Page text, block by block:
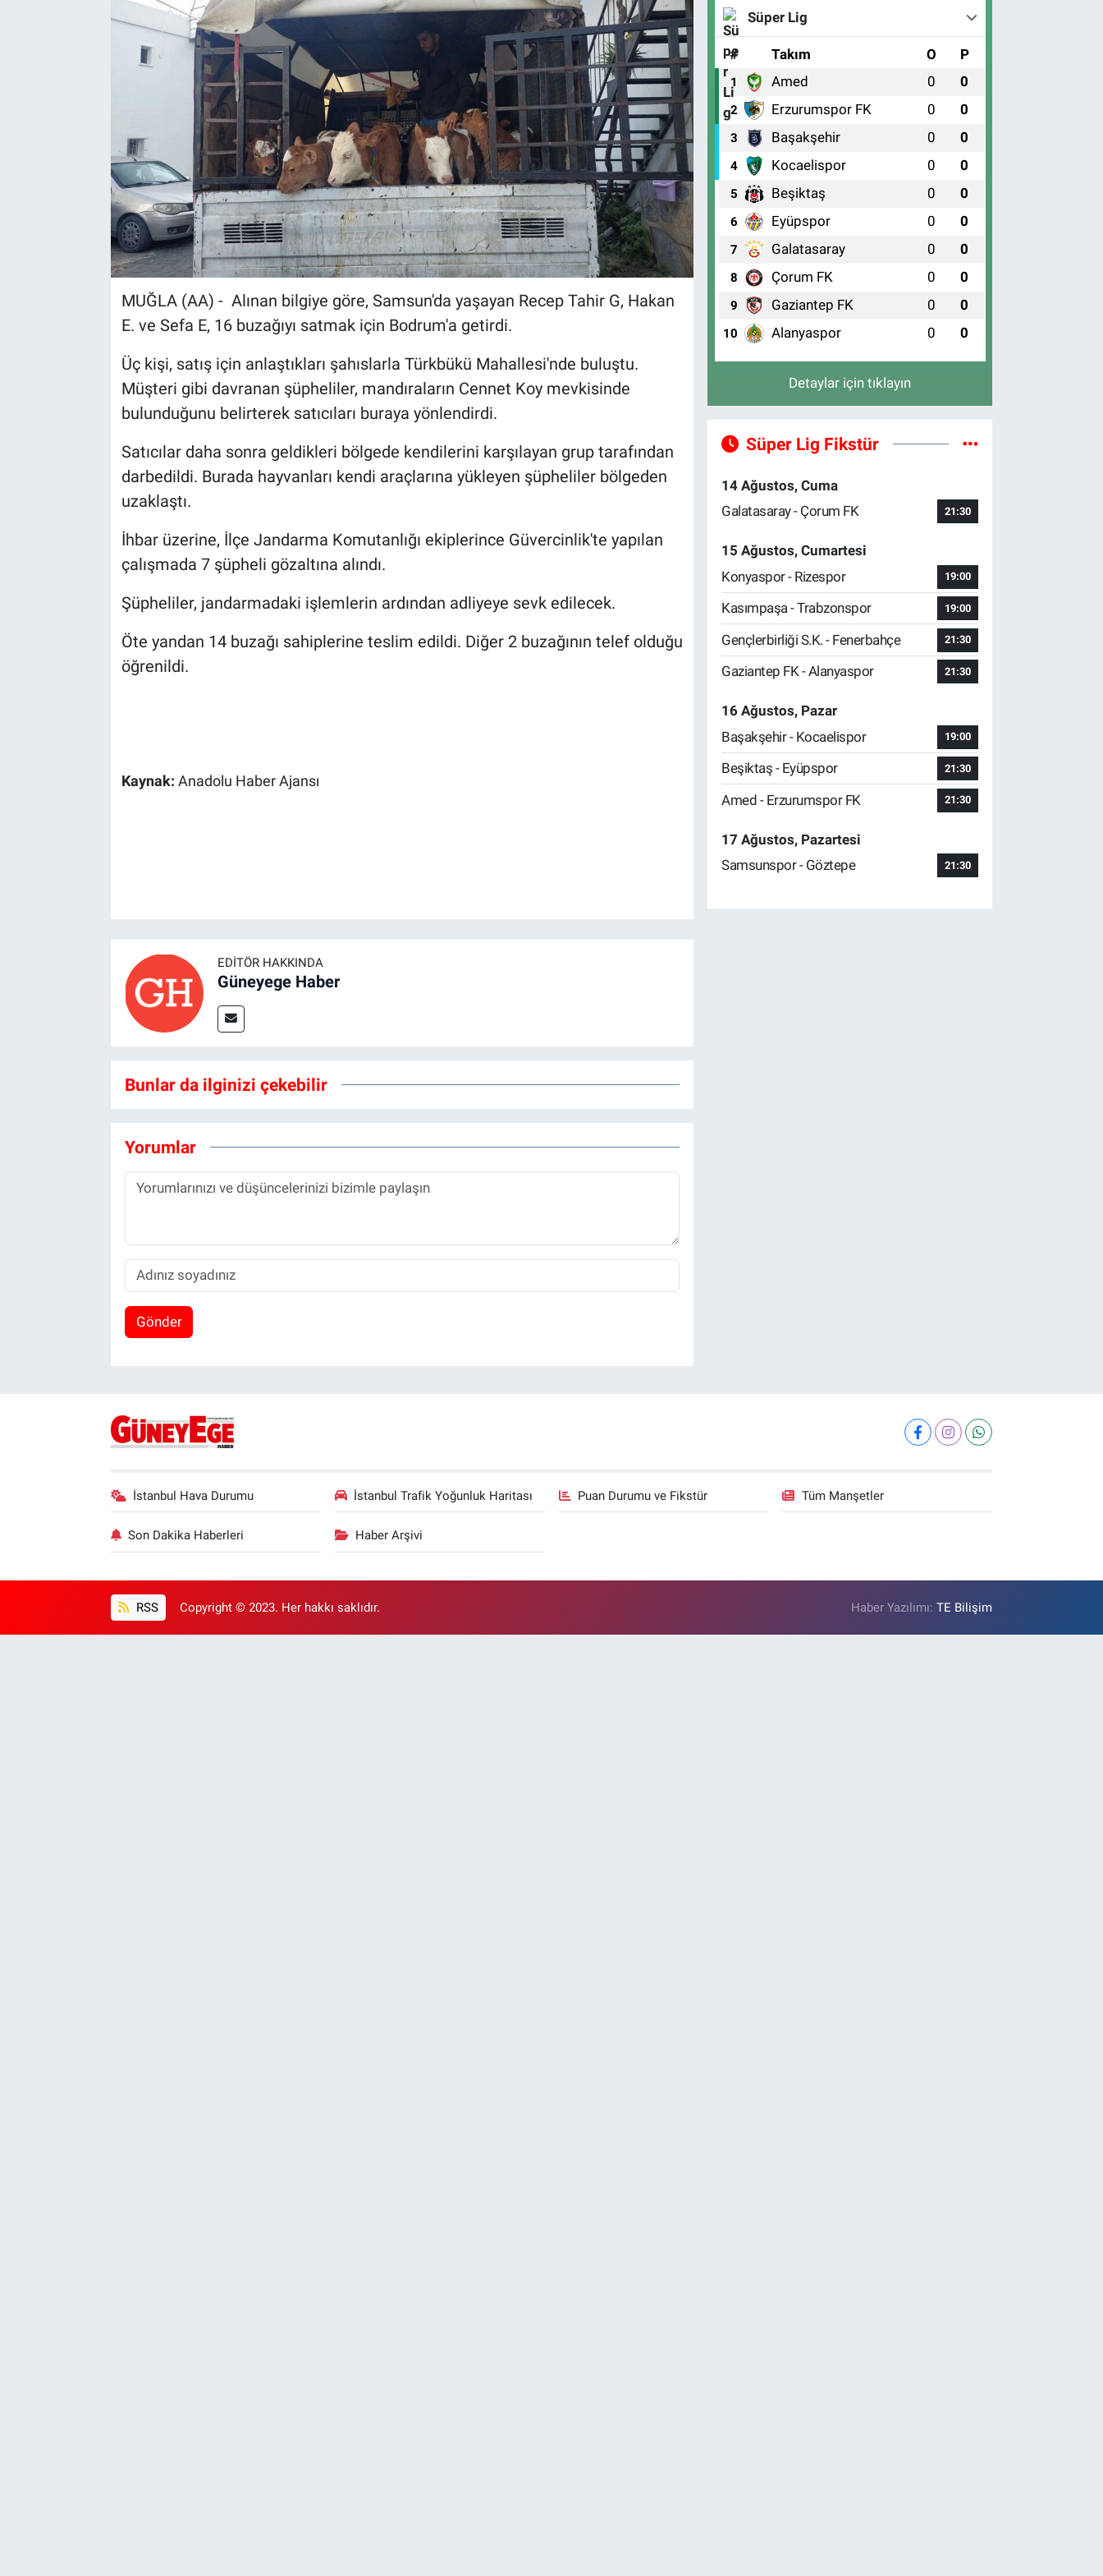
MUĞLA (AA) - Alınan bilgiye göre, Samsun'da yaşayan Recep Tahir G, Hakan
E. ve Sefa E, 16 buzağıyı satmak için Bodrum'a getirdi.
Üç kişi, satış için anlaştıkları şahıslarla Türkbükü Mahallesi'nde buluştu.
Müşteri gibi davranan şüpheliler, mandıraların Cennet Koy mevkisinde
bulunduğunu belirterek satıcıları buraya yönlendirdi.
Satıcılar daha sonra geldikleri bölgede kendilerini karşılayan grup tarafından
darbedildi. Burada hayvanları kendi araçlarına yükleyen şüpheliler bölgeden
uzaklaştı.
İhbar üzerine, İlçe Jandarma Komutanlığı ekiplerince Güvercinlik'te yapılan
çalışmada 7 şüpheli gözaltına alındı.
Şüpheliler, jandarmadaki işlemlerin ardından adliyeye sevk edilecek.
Öte yandan 14 buzağı sahiplerine teslim edildi. Diğer 2 buzağının telef olduğu
öğrenildi.
Kaynak: Anadolu Haber Ajansı
EDITÖR HAKKINDA
Güneyege Haber
Bunlar da ilginizi çekebilir
Yorumlar
Gönder
Süper Lig
# Takım O P
1 Amed 0 0
2 Erzurumspor FK 0 0
3 Başakşehir 0 0
4 Kocaelispor 0 0
5 Beşiktaş 0 0
6 Eyüpspor 0 0
7 Galatasaray 0 0
8 Çorum FK 0 0
9 Gaziantep FK 0 0
10 Alanyaspor 0 0
Detaylar için tıklayın
Süper Lig Fikstür
14 Ağustos, Cuma
Galatasaray - Çorum FK
21:30
15 Ağustos, Cumartesi
Konyaspor - Rizespor
19:00
Kasımpaşa - Trabzonspor 19:00
Gençlerbirliği S.K. - Fenerbahçe 21:30
Gaziantep FK - Alanyaspor 21:30
16 Ağustos, Pazar
Başakşehir - Kocaelispor
19:00
Beşiktaş - Eyüpspor 21:30
Amed - Erzurumspor FK 21:30
17 Ağustos, Pazartesi
Samsunspor - Göztepe
21:30
İstanbul Hava Durumu İstanbul Trafik Yoğunluk Haritası Puan Durumu ve Fikstür Tüm Manşetler
Son Dakika Haberleri Haber Arşivi
RSS Copyright © 2023. Her hakkı saklıdır. Haber Yazılımı:TE Bilişim